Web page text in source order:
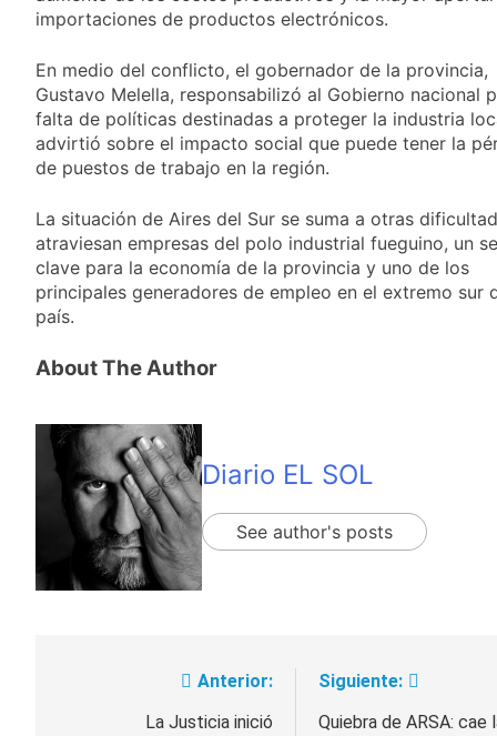
importaciones de productos electrónicos.
En medio del conflicto, el gobernador de la provincia,
Gustavo Melella, responsabilizó al Gobierno nacional
falta de políticas destinadas a proteger la industria
advirtió sobre el impacto social que puede tener la
de puestos de trabajo en la región.
La situación de Aires del Sur se suma a otras
atraviesan empresas del polo industrial fueguino, un
clave para la economía de la provincia y uno de los
principales generadores de empleo en el extremo sur
país.
About The Author
Diario EL SOL
See author's posts
NavegaciónAnterior:
La Justicia inició
Siguiente:
Quiebra de ARSA: cae